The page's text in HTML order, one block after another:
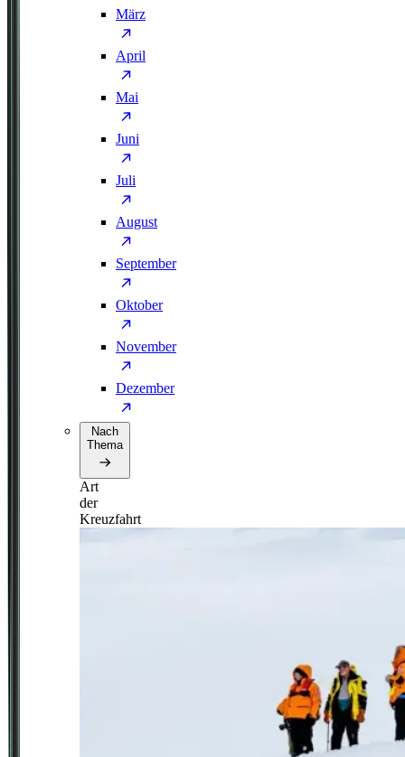
März
April
Mai
Juni
Juli
August
September
Oktober
November
Dezember
Nach
Thema
Art
der
Kreuzfahrt